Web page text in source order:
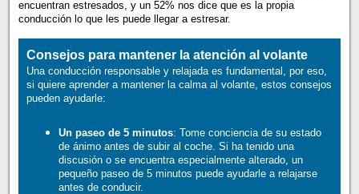
encuentran estresados, y un 52% nos dice que es la propia
conducción lo que les puede llegar a estresar.
Consejos para mantener la atención al volante
Una conducción responsable y relajada es fundamental, por eso,
si quiere aprender a mantener la calma al volante, estos consejos
pueden ayudarle:
Un paseo de 5 minutos: Tome conciencia de su estado
de ánimo antes de subir al coche. Si ha tenido una
discusión o se encuentra especialmente alterado, un
pequeño paseo de 5 minutos puede ayudarle a relajarse
antes de conducir.